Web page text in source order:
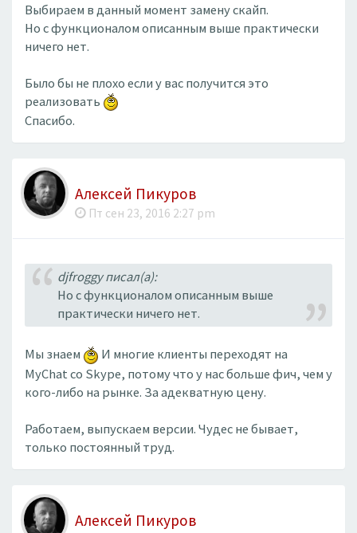
Выбираем в данный момент замену скайп.
Но с функционалом описанным выше практически
ничего нет.
Было бы не плохо если у вас получится это
реализовать
Спасибо.
Алексей Пикуров
Пт сен 23, 2016 2:27 pm
djfroggy писал(а):
Но с функционалом описанным выше
практически ничего нет.
Мы знаем
И многие клиенты переходят на
MyChat со Skype, потому что у нас больше фич, чем у
кого-либо на рынке. За адекватную цену.
Работаем, выпускаем версии. Чудес не бывает,
только постоянный труд.
Алексей Пикуров